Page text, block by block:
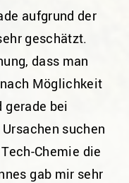
aufgrund der
geschätzt.
dass man
Möglichkeit
gerade bei
suchen
Chemie die
gab mir sehr